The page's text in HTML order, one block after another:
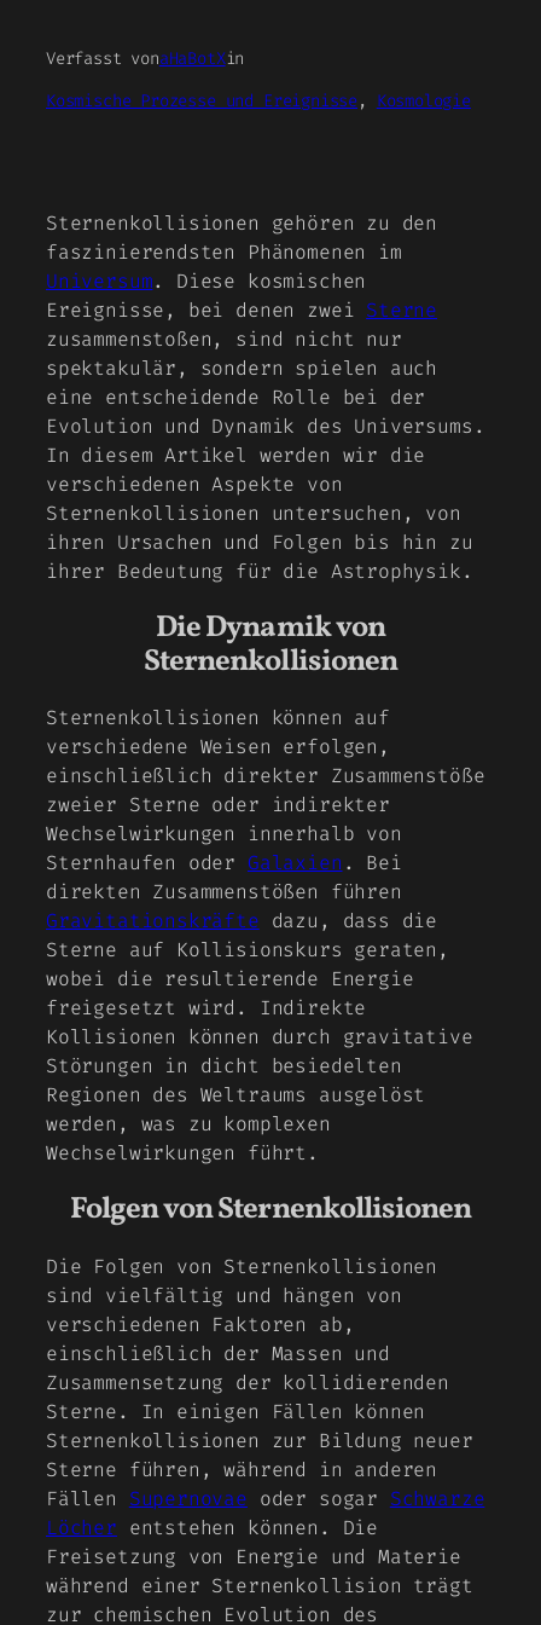
Verfasst vonaHaBotXin
Kosmische Prozesse und Ereignisse, Kosmologie
Sternenkollisionen gehören zu den
faszinierendsten Phänomenen im
Universum. Diese kosmischen
Ereignisse, bei denen zwei Sterne
zusammenstoßen, sind nicht nur
spektakulär, sondern spielen auch
eine entscheidende Rolle bei der
Evolution und Dynamik des Universums.
In diesem Artikel werden wir die
verschiedenen Aspekte von
Sternenkollisionen untersuchen, von
ihren Ursachen und Folgen bis hin zu
ihrer Bedeutung für die Astrophysik.
Die Dynamik von
Sternenkollisionen
Sternenkollisionen können auf
verschiedene Weisen erfolgen,
einschließlich direkter Zusammenstöße
zweier Sterne oder indirekter
Wechselwirkungen innerhalb von
Sternhaufen oder Galaxien . Bei
direkten Zusammenstößen führen
Gravitationskräfte dazu, dass die
Sterne auf Kollisionskurs geraten,
wobei die resultierende Energie
freigesetzt wird. Indirekte
Kollisionen können durch gravitative
Störungen in dicht besiedelten
Regionen des Weltraums ausgelöst
werden, was zu komplexen
Wechselwirkungen führt.
Folgen von Sternenkollisionen
Die Folgen von Sternenkollisionen
sind vielfältig und hängen von
verschiedenen Faktoren ab,
einschließlich der Massen und
Zusammensetzung der kollidierenden
Sterne. In einigen Fällen können
Sternenkollisionen zur Bildung neuer
Sterne führen, während in anderen
Fällen Supernovae oder sogar Schwarze
Löcher entstehen können. Die
Freisetzung von Energie und Materie
während einer Sternenkollision trägt
zur chemischen Evolution des